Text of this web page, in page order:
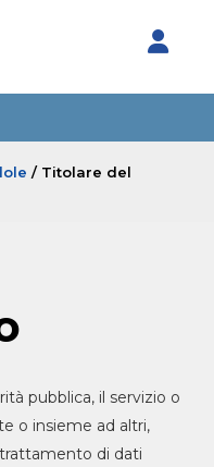
/ Titolare del
pubblica, il servizio o
o insieme ad altri,
di dati